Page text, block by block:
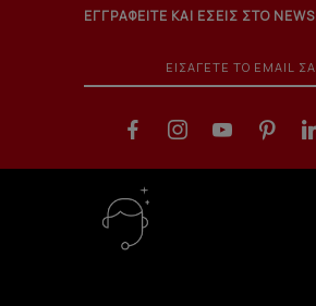
ΕΓΓΡΑΦΕΙΤΕ ΚΑΙ ΕΣΕΙΣ ΣΤΟ